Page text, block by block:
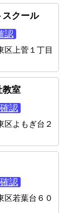
スクール
認
区上菅１丁目
教室
認
区よもぎ台２
認
区若葉台６０